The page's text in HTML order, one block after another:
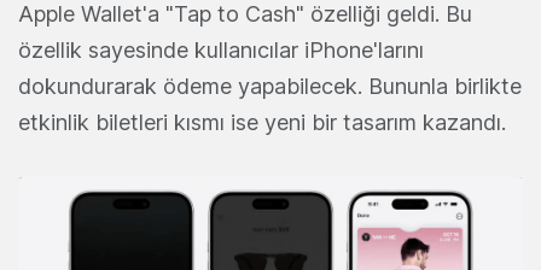
Apple Wallet'a "Tap to Cash" özelliği geldi. Bu
özellik sayesinde kullanıcılar iPhone'larını
dokundurarak ödeme yapabilecek. Bununla birlikte
etkinlik biletleri kısmı ise yeni bir tasarım kazandı.